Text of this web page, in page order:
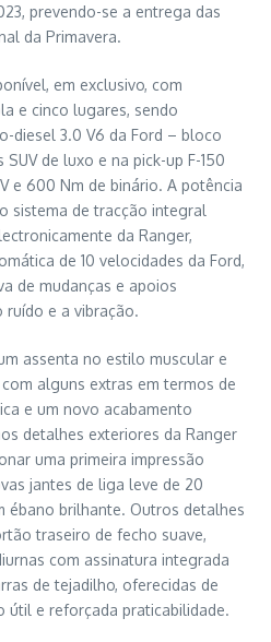
prevendo-se a entrega das
da Primavera.
em exclusivo, com
e cinco lugares, sendo
diesel 3.0 V6 da Ford – bloco
de luxo e na pick-up F-150
e 600 Nm de binário. A potência
sistema de tracção integral
da Ranger,
de 10 velocidades da Ford,
de mudanças e apoios
ruído e a vibração.
assenta no estilo muscular e
alguns extras em termos de
e um novo acabamento
detalhes exteriores da Ranger
uma primeira impressão
jantes de liga leve de 20
ébano brilhante. Outros detalhes
traseiro de fecho suave,
com assinatura integrada
de tejadilho, oferecidas de
útil e reforçada praticabilidade.